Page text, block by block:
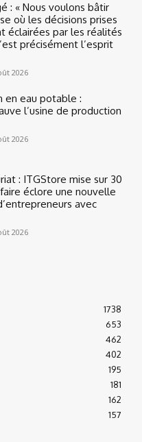
: « Nous voulons bâtir
où les décisions prises
éclairées par les réalités
précisément l’esprit
2026
en eau potable :
l’usine de production
2026
: ITGStore mise sur 30
éclore une nouvelle
avec
2026
1738
653
462
402
195
181
162
157